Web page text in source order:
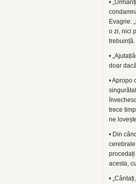
•
Evagrie:
o zi, nici
•
doar
• Apropo
trece
ne
• Din
procedați
acesta,
•